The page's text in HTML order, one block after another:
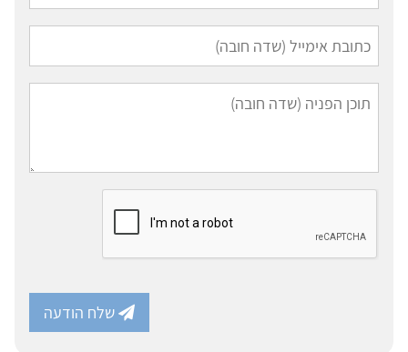
שלח הודעה